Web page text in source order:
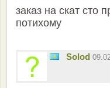
заказ на скат сто
потихому
Solod